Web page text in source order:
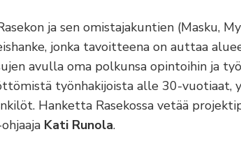
ja sen omistajakuntien (Masku,
jonka tavoitteena on auttaa
avulla oma polkunsa opintoihin ja
työnhakijoista alle 30-vuotiaat,
Hanketta Rasekossa vetää
Kati Runola.